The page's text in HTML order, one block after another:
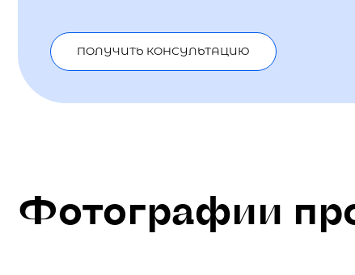
ПОЛУЧИТЬ КОНСУЛЬТАЦИЮ
Фотографии